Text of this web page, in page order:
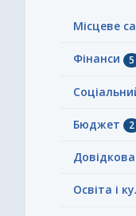
Місцеве
Фінанси 5
Бюджет 2
Освіта і